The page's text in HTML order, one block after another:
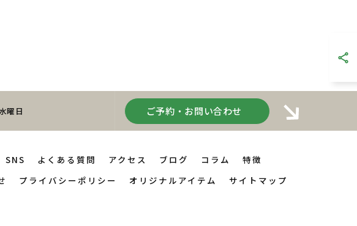
曜日 ご予約・お問い合わせ
SNS よくある質問 アクセス ブログ コラム
特徴
プライバシーポリシー オリジナルアイテム サイトマップ